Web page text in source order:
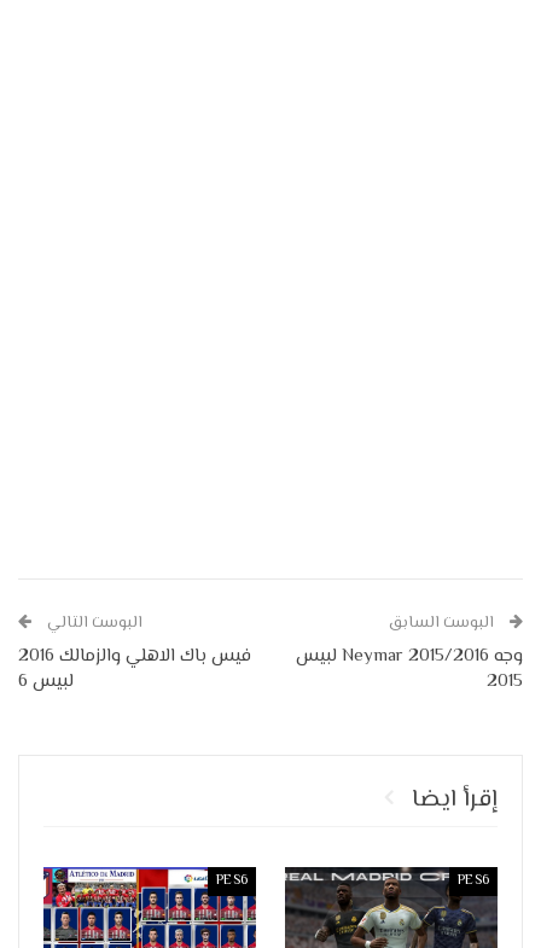
البوست السابق
وجه Neymar 2015/2016 لبيس
2015
البوست التالي
فيس باك الاهلي والزمالك 2016
لبيس 6
إقرأ ايضا
PES6
PES6